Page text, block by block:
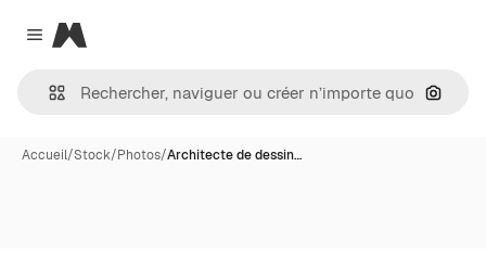
Close menu
Magnific
Accueil/Stock/Photos/Architecte de dessin…